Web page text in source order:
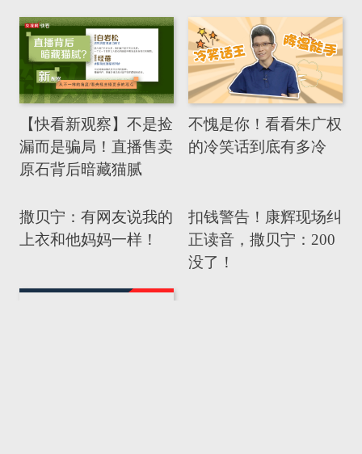
【快看新观察】不是捡
漏而是骗局！直播售卖
原石背后暗藏猫腻
不愧是你！看看朱广权
的冷笑话到底有多冷
撒贝宁：有网友说我的
上衣和他妈妈一样！
扣钱警告！康辉现场纠
正读音，撒贝宁：200
没了！